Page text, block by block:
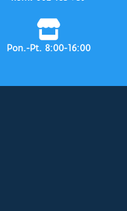
Pon.-Pt. 8:00-16:00